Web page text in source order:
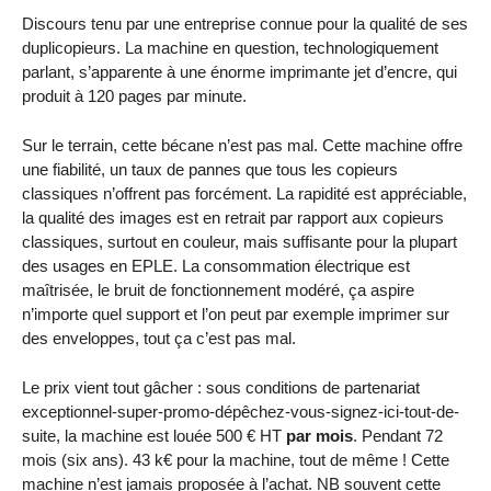
Discours tenu par une entreprise connue pour la qualité de ses
duplicopieurs. La machine en question, technologiquement
parlant, s’apparente à une énorme imprimante jet d’encre, qui
produit à 120 pages par minute.
Sur le terrain, cette bécane n’est pas mal. Cette machine offre
une fiabilité, un taux de pannes que tous les copieurs
classiques n’offrent pas forcément. La rapidité est appréciable,
la qualité des images est en retrait par rapport aux copieurs
classiques, surtout en couleur, mais suffisante pour la plupart
des usages en EPLE. La consommation électrique est
maîtrisée, le bruit de fonctionnement modéré, ça aspire
n’importe quel support et l’on peut par exemple imprimer sur
des enveloppes, tout ça c’est pas mal.
Le prix vient tout gâcher : sous conditions de partenariat
exceptionnel-super-promo-dépêchez-vous-signez-ici-tout-de-
suite, la machine est louée 500 € HT par mois. Pendant 72
mois (six ans). 43 k€ pour la machine, tout de même ! Cette
machine n’est jamais proposée à l’achat. NB souvent cette